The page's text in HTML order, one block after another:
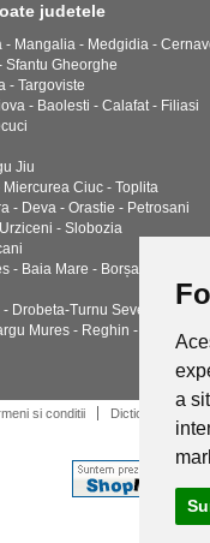
a
judetele
- Mangalia - Medgidia -
Sfantu Gheorghe
- Targoviste
- Baolesti - Calafat - Filiasi
Jiu
Miercurea Ciuc - Toplita
- Deva - Orastie - Petrosani
- Slobozia
- Baia Mare - Borșa - Sighetu
Drobeta-Turnu Severin -
Mures - Reghin - Sighisoara
si conditii Dictionar